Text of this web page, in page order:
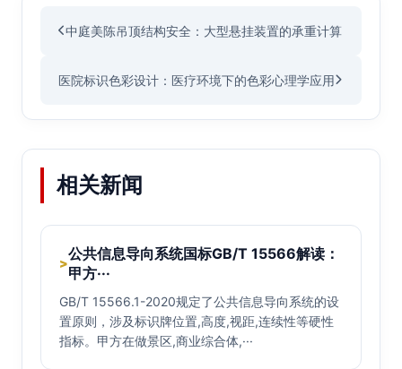
中庭美陈吊顶结构安全：大型悬挂装置的承重计算
医院标识色彩设计：医疗环境下的色彩心理学应用
相关新闻
>
公共信息导向系统国标GB/T 15566解读：
甲方···
GB/T 15566.1-2020规定了公共信息导向系统的设
置原则，涉及标识牌位置,高度,视距,连续性等硬性
指标。甲方在做景区,商业综合体,···